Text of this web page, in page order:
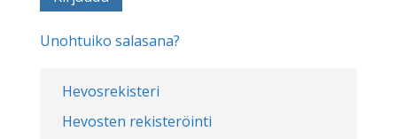
Hevosrekisteri
Hevosten rekisteröinti
Unohtuiko salasana?